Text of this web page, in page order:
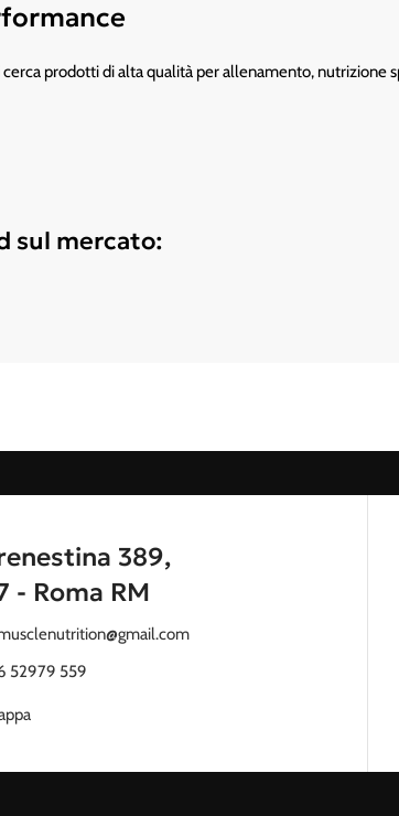
prodotti di alta qualità per allenamento, nutrizione
sul mercato:
gusto, nemmeno a dieta.
la tua home gym o rifornisci la tua palestra con
389,
- Roma RM
52979 559